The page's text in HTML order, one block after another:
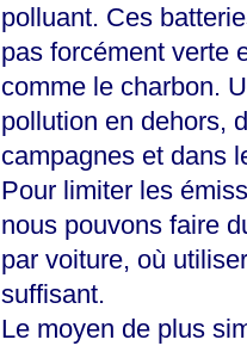
polluant. Ces
pas forcément verte
comme le charbon.
pollution en dehors,
campagnes et dans
Pour limiter les
nous pouvons faire
par voiture, où
suffisant.
Le moyen de plus